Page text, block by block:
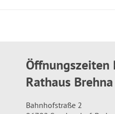
Öffnungszeiten
Rathaus Brehna
Bahnhofstraße 2